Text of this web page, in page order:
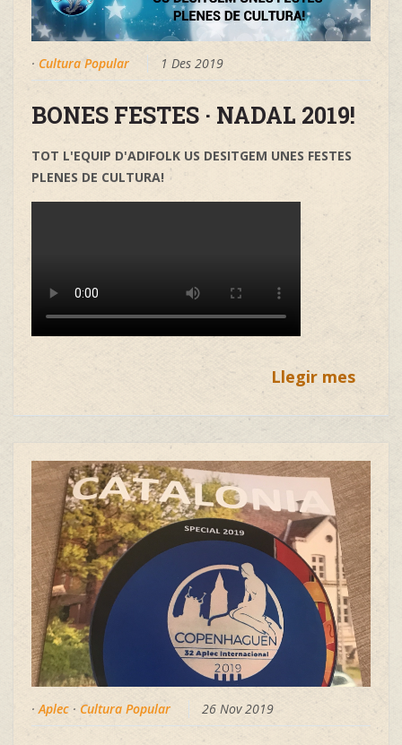
· Cultura Popular 1 Des 2019
BONES FESTES · NADAL 2019!
TOT L'EQUIP D'ADIFOLK US DESITGEM UNES FESTES
PLENES DE CULTURA!
Llegir mes
·Aplec · Cultura Popular 26 Nov 2019